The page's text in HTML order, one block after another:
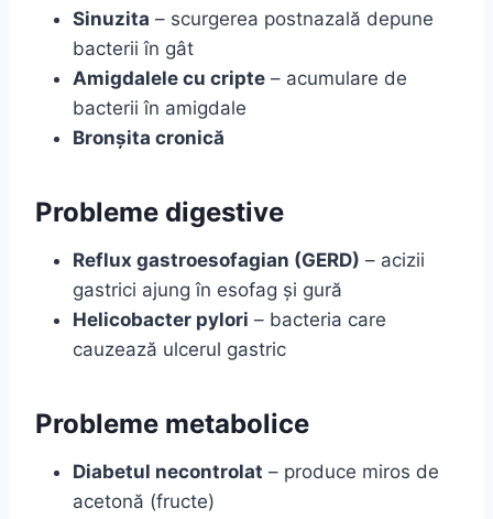
Sinuzita – scurgerea postnazală depune
bacterii în gât
Amigdalele cu cripte – acumulare de
bacterii în amigdale
Bronșita cronică
Probleme digestive
Reflux gastroesofagian (GERD) – acizii
gastrici ajung în esofag și gură
Helicobacter pylori – bacteria care
cauzează ulcerul gastric
Probleme metabolice
Diabetul necontrolat – produce miros de
acetonă (fructe)